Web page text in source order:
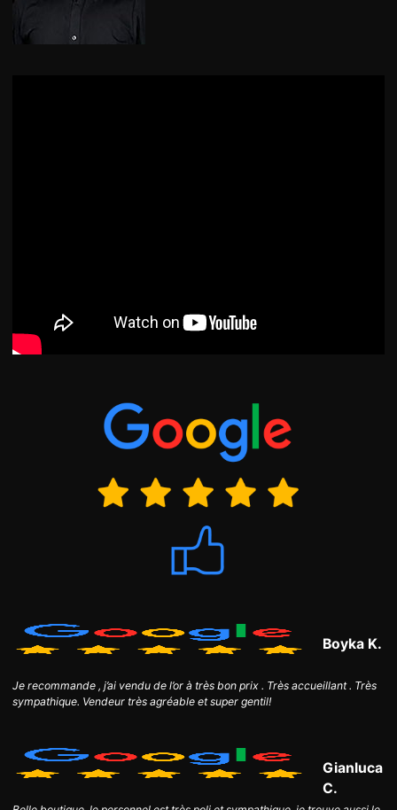
Boyka K.
Je recommande , j’ai vendu de l’or à très bon prix . Très accueillant . Très
sympathique. Vendeur très agréable et super gentil!
Gianluca
C.